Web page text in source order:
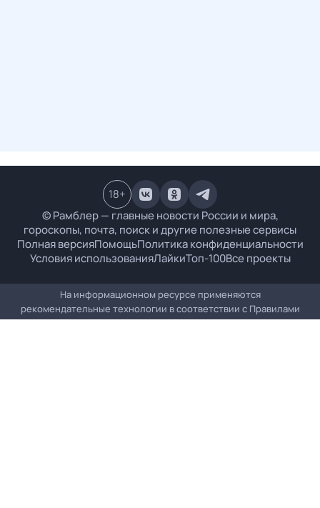
© Рамблер — главные новости России и мира,
гороскопы, почта, поиск и другие полезные сервисы
Полная версияПомощьПолитика конфиденциальности
Условия использованияЛайкиТоп-100Все проекты
18+
На информационном ресурсе применяются
рекомендательные технологии в соответствии с Правилами